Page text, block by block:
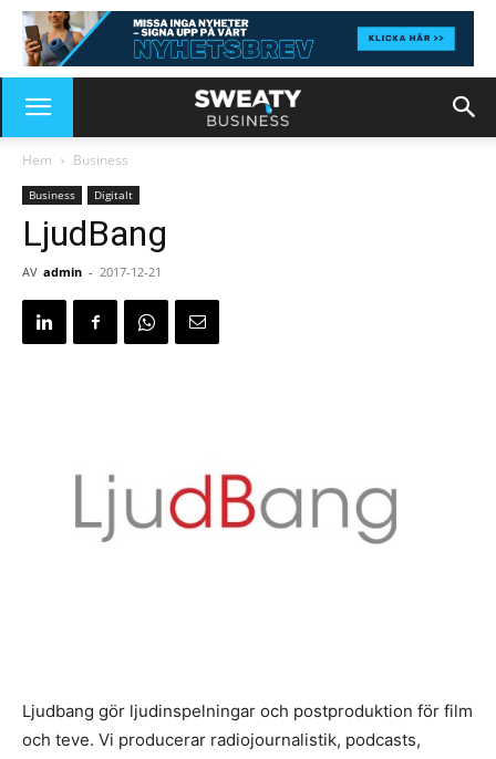
Hem Business
Business Digitalt
LjudBang
AV admin - 2017-12-21
Ljudbang gör ljudinspelningar och postproduktion för film
och teve. Vi producerar radiojournalistik, podcasts,